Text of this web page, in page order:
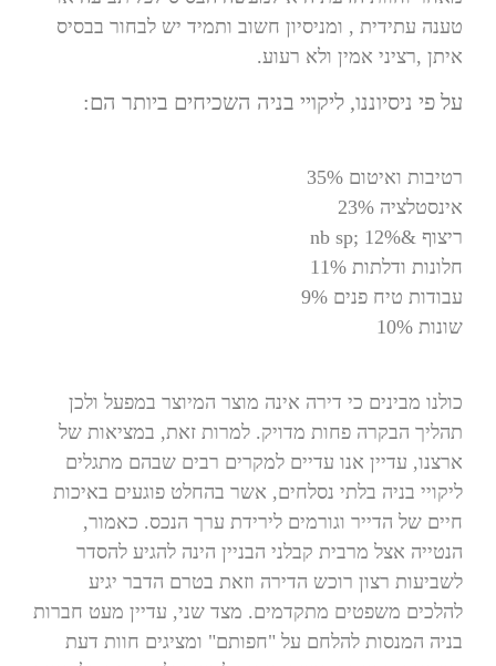
טענה עתידית , ומניסיון חשוב ותמיד יש לבחור בבסיס
איתן ,רציני אמין ולא רעוע.
על פי ניסיוננו, ליקויי בניה השכיחים ביותר הם:
רטיבות ואיטום 35%
אינסטלציה 23%
ריצוף &nb sp; 12%
חלונות ודלתות 11%
עבודות טיח פנים 9%
שונות 10%
כולנו מבינים כי דירה אינה מוצר המיוצר במפעל ולכן
תהליך הבקרה פחות מדויק. למרות זאת, במציאות של
ארצנו, עדיין אנו עדיים למקרים רבים שבהם מתגלים
ליקויי בניה בלתי נסלחים, אשר בהחלט פוגעים באיכות
חיים של הדייר וגורמים לירידת ערך הנכס. כאמור,
הנטייה אצל מרבית קבלני הבניין הינה להגיע להסדר
לשביעות רצון רוכש הדירה וזאת בטרם הדבר יגיע
להלכים משפטים מתקדמים. מצד שני, עדיין מעט חברות
בניה המנסות להלחם על "חפותם" ומציגים חוות דעת